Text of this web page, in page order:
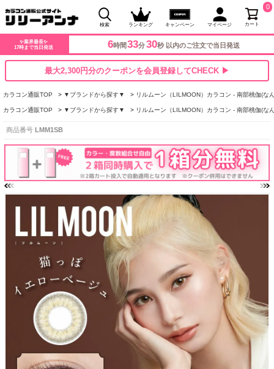
検索 ランキング キャンペーン マイページ カート
0
✨業界最長✨
17時まで当日発送
6時間 33分29秒 以内のご注文で当日発送
最大2,300円分のクーポンを会員登録してCHECK ▶
カラコン通販TOP ▼ブランドから探す▼ リルムーン（LILMOON）カラコン - 南部桃伽(な
カラコン通販TOP ▼ブランドから探す▼ リルムーン（LILMOON）カラコン - 南部桃伽(な
商品番号 LMM1SB